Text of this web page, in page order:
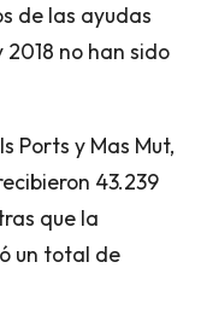
de las ayudas
no han sido
Ports y Mas Mut,
43.239
que la
un total de